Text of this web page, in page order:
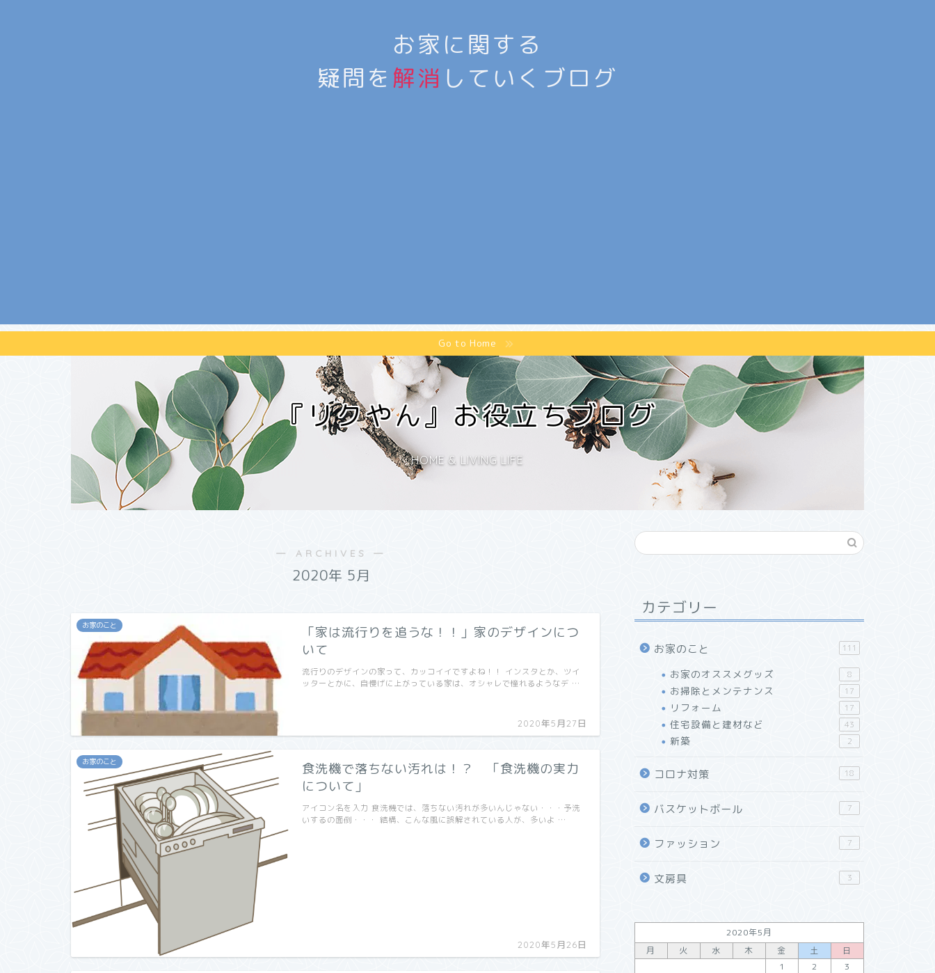
お家に関する
疑問を 解消 していくブログ
Go to Home
『リクやん』お役立ちブログ
HOME & LIVING LIFE
― ARCHIVES ―
2020年 5月
お家のこと
「家は流行りを追うな！！」家のデザインにつ
いて
2020年5月27日
流行りのデザインの家って、カッコイイですよね！！ インスタとか、ツイ
ッターとかに、自慢げに上がっている家は、オシャレで憧れるようなデ …
お家のこと
食洗機で落ちない汚れは！？ 「食洗機の実力
について」
2020年5月26日
アイコン名を入力 食洗機では、落ちない汚れが多いんじゃない・・・予洗
いするの面倒・・・ 結構、こんな風に誤解されている人が、多いよ …
カテゴリー
お家のこと 111
お家のオススメグッズ 8
お掃除とメンテナンス 17
リフォーム 17
住宅設備と建材など 43
新築 2
コロナ対策 18
バスケットボール 7
ファッション 7
文房具 3
2020年5月
月
火 水 木 金 土
日
1
2
3